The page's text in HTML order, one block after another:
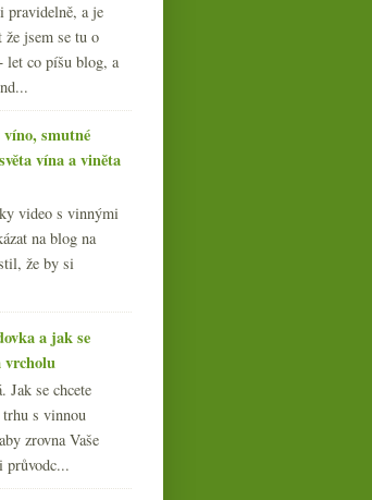
pravidelně, a je
že jsem se tu o
let co píšu blog, a
smutné
vína a viněta
video s vinnými
na blog na
že by si
a jak se
Jak se chcete
trhu s vinnou
zrovna Vaše
průvodc...